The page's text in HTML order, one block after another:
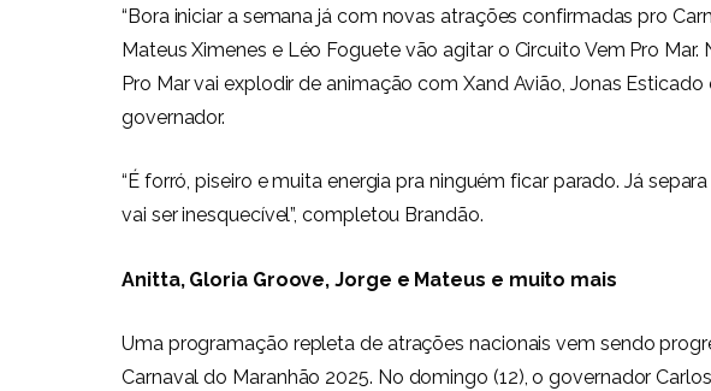
“Bora iniciar a semana já com novas atrações confirmadas pro
Mateus Ximenes e Léo Foguete vão agitar o Circuito Vem Pro Mar.
Pro Mar vai explodir de animação com Xand Avião, Jonas Esticado
governador.
“É forró, piseiro e muita energia pra ninguém ficar parado. Já
vai ser inesquecível”, completou Brandão.
Anitta, Gloria Groove, Jorge e Mateus e muito mais
Uma programação repleta de atrações nacionais vem sendo
Carnaval do Maranhão 2025. No domingo (12), o governador